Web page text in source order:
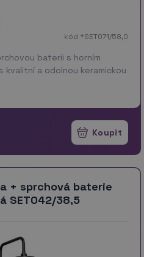
kód *SET071/58,0
baterii s horním
kvalitní a odolnou keramickou
+ sprchová baterie
SET042/38,5